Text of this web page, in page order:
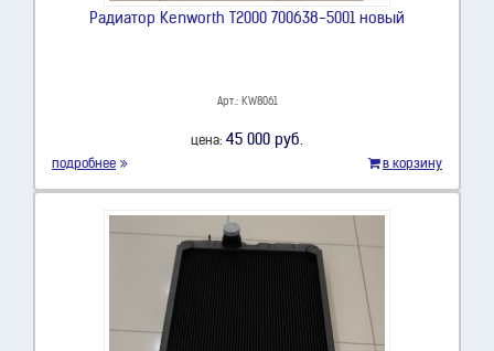
Радиатор Kenworth T2000 700638-5001 новый
Арт.: KW8061
цена: 45 000 руб.
подробнее в корзину